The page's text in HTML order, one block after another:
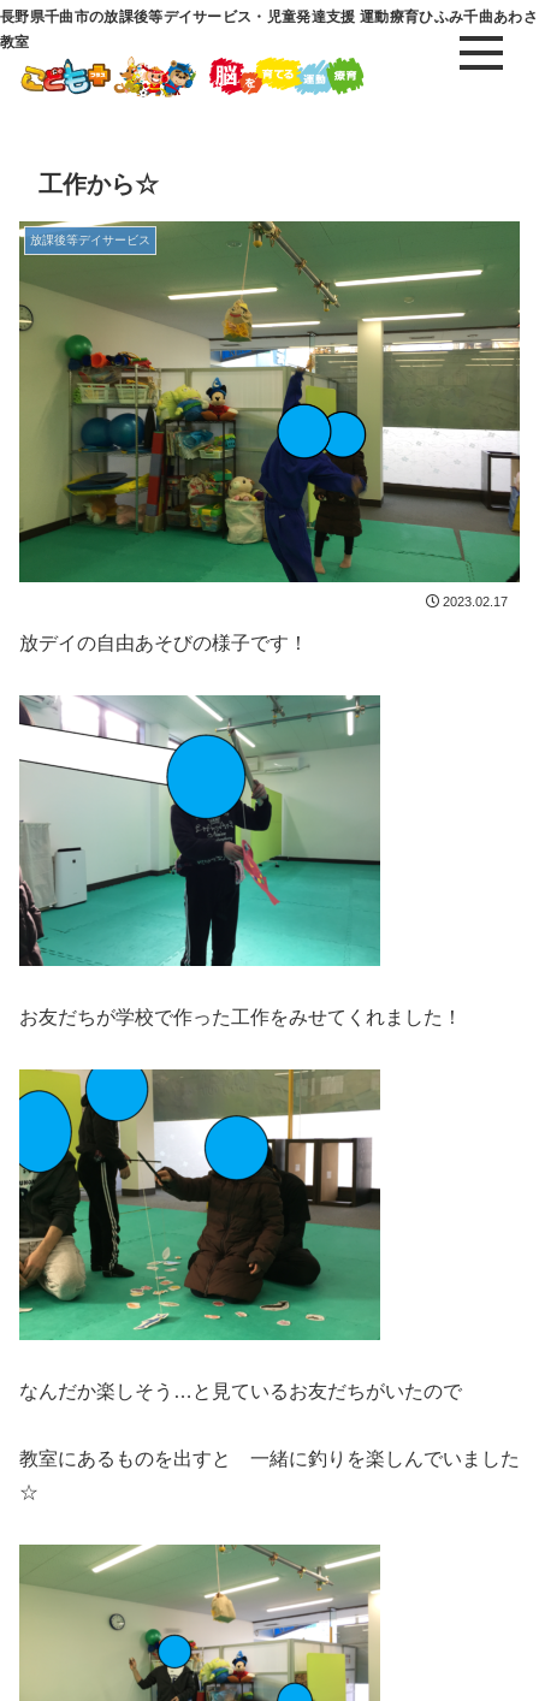
長野県千曲市の放課後等デイサービス・児童発達支援 運動療育ひふみ千曲あわさ
教室
工作から☆
放課後等デイサービス
2023.02.17
放デイの自由あそびの様子です！
お友だちが学校で作った工作をみせてくれました！
なんだか楽しそう…と見ているお友だちがいたので
教室にあるものを出すと 一緒に釣りを楽しんでいました
☆